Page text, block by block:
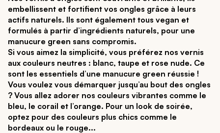
embellissent et fortifient vos ongles grâce à leurs
actifs naturels. Ils sont également tous vegan et
formulés à partir d’ingrédients naturels, pour une
manucure green sans compromis.
Si vous aimez la simplicité, vous préférez nos vernis
aux couleurs neutres : blanc, taupe et rose nude. Ce
sont les essentiels d’une manucure green réussie !
Vous voulez vous démarquer jusqu’au bout des ongles
? Vous allez adorer nos couleurs vibrantes comme le
bleu, le corail et l’orange. Pour un look de soirée,
optez pour des couleurs plus chics comme le
bordeaux ou le rouge